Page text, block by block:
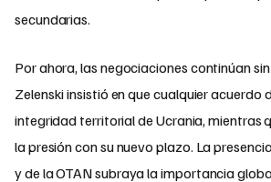
secundarias.
Por ahora, las negociaciones continúan
Zelenski insistió en que cualquier acuerdo
integridad territorial de Ucrania, mientras
la presión con su nuevo plazo. La
y de la OTAN subraya la importancia